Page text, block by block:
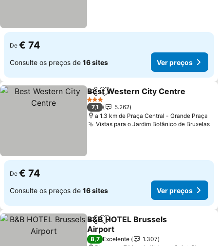
De € 74
Consulte os preços de 16 sites Ver preços
PartilharAdicionar aos favoritos
Best Western City Centre
3 Estrelas
7,1
5.262
a 1.3 km de Praça Central - Grande Praça
Vistas para o Jardim Botânico de Bruxelas
De € 74
Consulte os preços de 16 sites Ver preços
PartilharAdicionar aos favoritos
B&B HOTEL Brussels
Airport
8,7 Excelente
1.307